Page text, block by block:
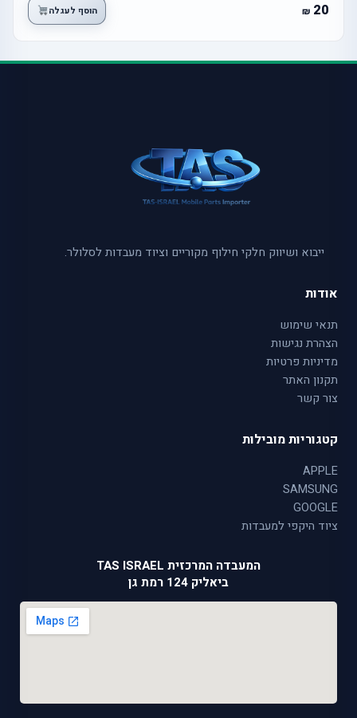
20 הוסף לעגלה
ייבוא ושיווק חלקי חילוף מקוריים וציוד מעבדות לסלולר.
אודות
תנאי שימוש
הצהרת נגישות
מדיניות פרטיות
תקנון האתר
צור קשר
קטגוריות מובילות
APPLE
SAMSUNG
GOOGLE
ציוד היקפי למעבדות
המעבדה המרכזית TAS ISRAEL
ביאליק 124 רמת גן